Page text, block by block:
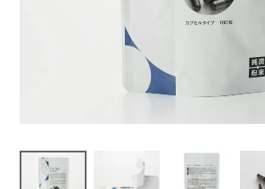
健康に関する記事を読む
閉じる
選び方でお悩みの方はこちら
よくある質問
閉じる